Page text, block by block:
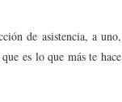
de asistencia, a uno,
es lo que más te hace